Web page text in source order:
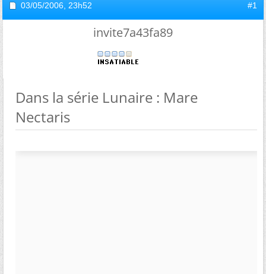
03/05/2006, 23h52 #1
invite7a43fa89
Dans la série Lunaire : Mare
Nectaris